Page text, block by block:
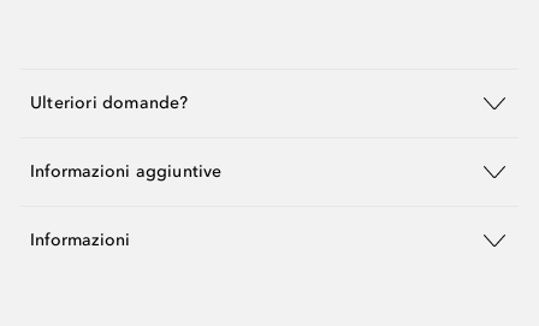
Ulteriori domande?
Informazioni aggiuntive
Informazioni